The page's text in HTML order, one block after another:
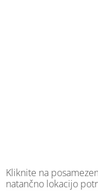
Kliknite na
natančno lokacijo